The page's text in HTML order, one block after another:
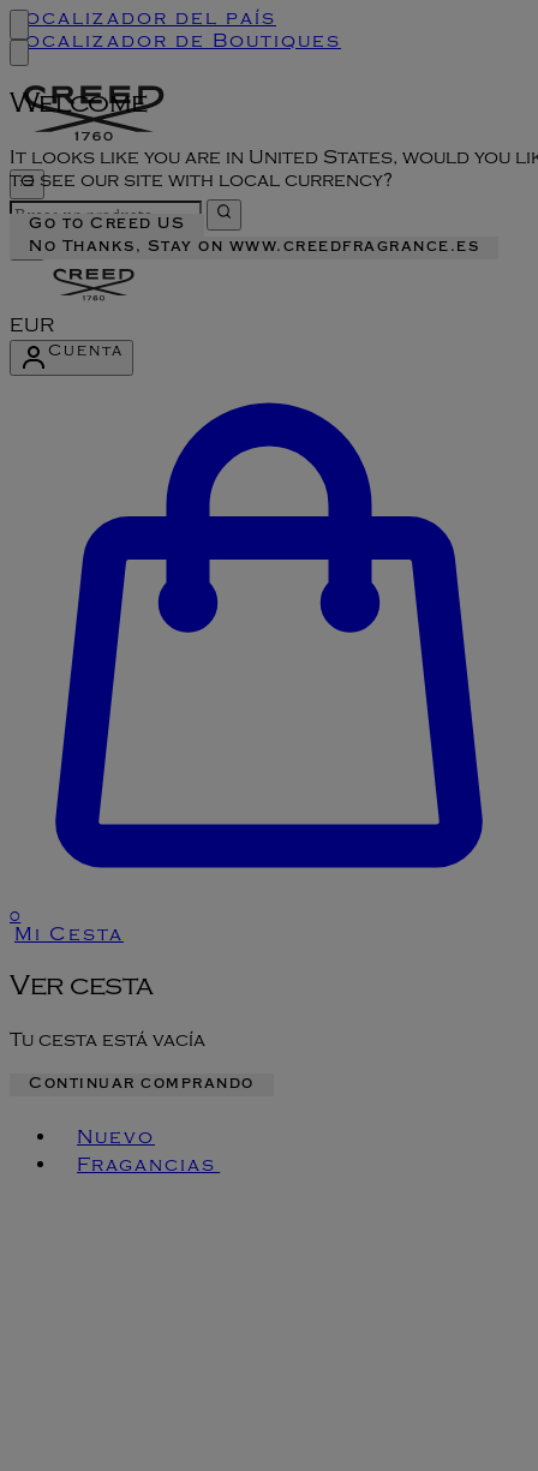
Welcome
It looks like you are in United States, would you
to see our site with local currency?
Go to Creed US
No Thanks, Stay on www.creedfragrance.es
Localizador del país
Localizador de Boutiques
EUR
Cuenta
0
Mi Cesta
Ver cesta
Tu cesta está vacía
Continuar comprando
Nuevo
Fragancias